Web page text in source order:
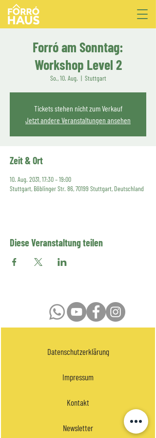
Forró am Sonntag:
Workshop Level 2
So., 10. Aug.
  |
Stuttgart
Tickets stehen nicht zum Verkauf
Jetzt andere Veranstaltungen ansehen
Zeit & Ort
10. Aug. 2031, 17:30 – 19:00
Stuttgart, Böblinger Str. 86, 70199 Stuttgart, Deutschland
Diese Veranstaltung teilen
Datenschutzerklärung
Impressum
Kontakt
Newsletter